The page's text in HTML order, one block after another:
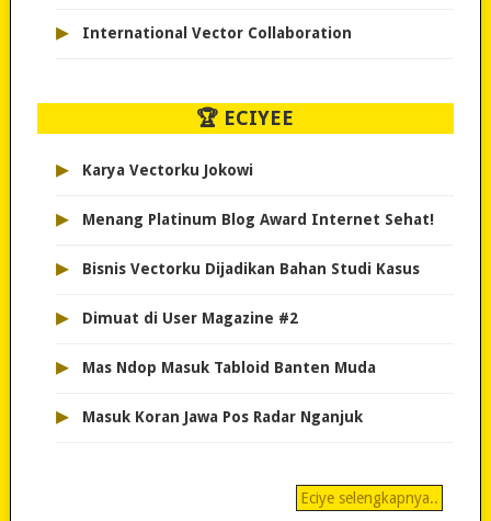
▸ International Vector Collaboration
🏆 ECIYEE
▸ Karya Vectorku Jokowi
▸ Menang Platinum Blog Award Internet Sehat!
▸ Bisnis Vectorku Dijadikan Bahan Studi Kasus
▸ Dimuat di User Magazine #2
▸ Mas Ndop Masuk Tabloid Banten Muda
▸ Masuk Koran Jawa Pos Radar Nganjuk
Eciye selengkapnya..